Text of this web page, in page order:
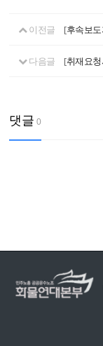
이전글
다음글
댓글 0